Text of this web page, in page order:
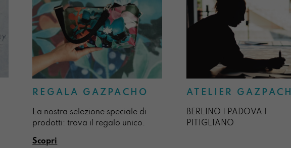
REGALA GAZPACHO
La nostra selezione speciale di
prodotti: trova il regalo unico.
Scopri
ATELIER
BERLINO | PADOVA |
PITIGLIANO